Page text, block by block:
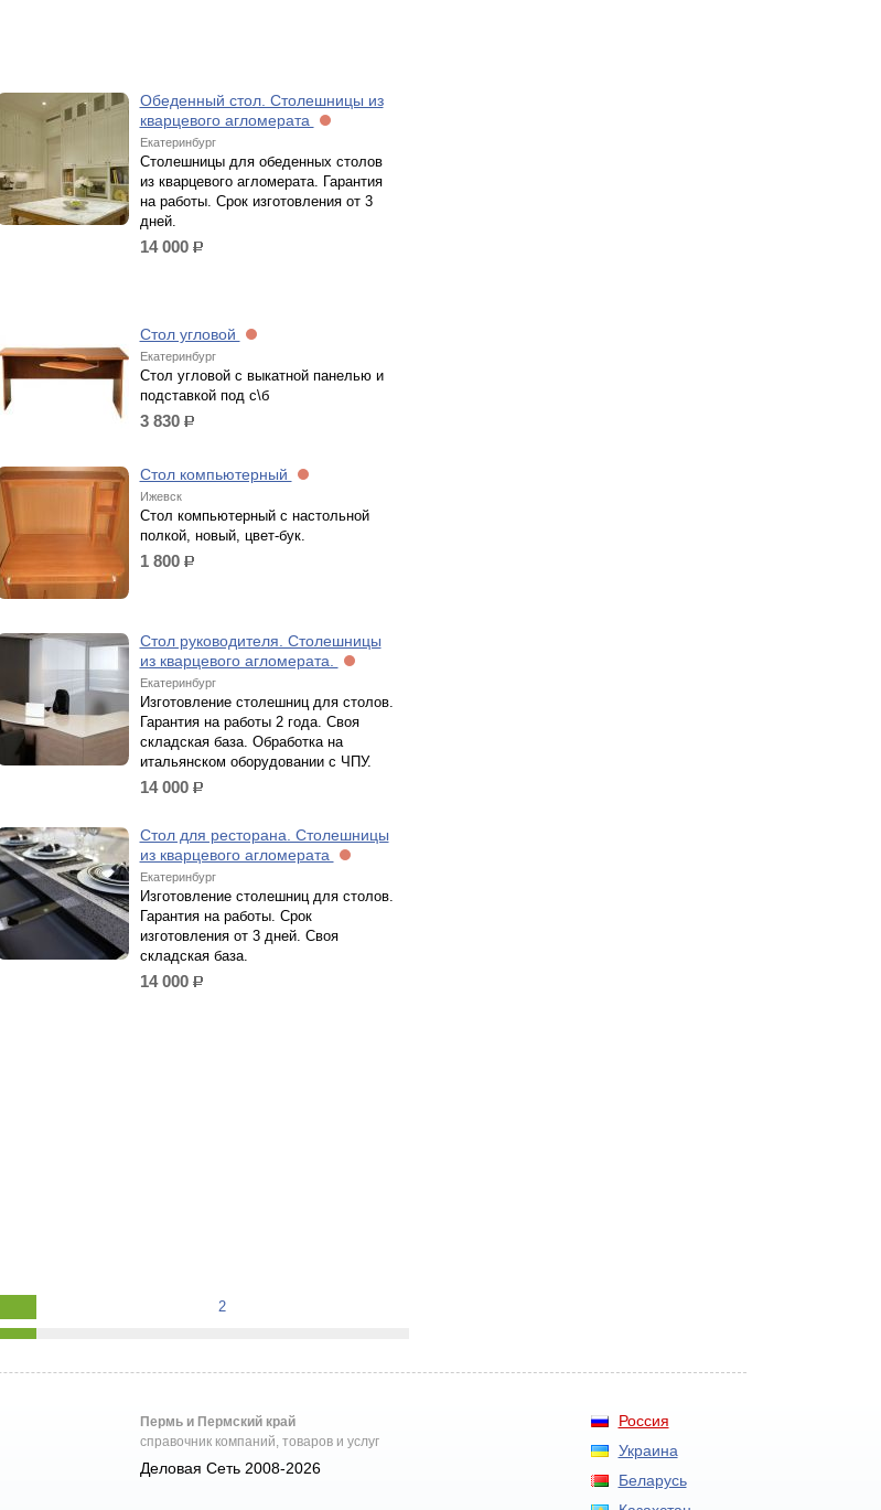
Обеденный стол. Столешницы из
кварцевого агломерата
Екатеринбург
Столешницы для обеденных столов
из кварцевого агломерата. Гарантия
на работы. Срок изготовления от 3
дней.
14 000 р.
Стол угловой
Екатеринбург
Стол угловой с выкатной панелью и
подставкой под с\б
3 830 р.
Стол компьютерный
Ижевск
Стол компьютерный с настольной
полкой, новый, цвет-бук.
1 800 р.
Стол руководителя. Столешницы
из кварцевого агломерата.
Екатеринбург
Изготовление столешниц для столов.
Гарантия на работы 2 года. Своя
складская база. Обработка на
итальянском оборудовании с ЧПУ.
14 000 р.
Стол для ресторана. Столешницы
из кварцевого агломерата
Екатеринбург
Изготовление столешниц для столов.
Гарантия на работы. Срок
изготовления от 3 дней. Своя
складская база.
14 000 р.
2
Россия
Украина
Беларусь
Пермь и Пермский край
справочник компаний, товаров и услуг
Деловая Сеть 2008-2026